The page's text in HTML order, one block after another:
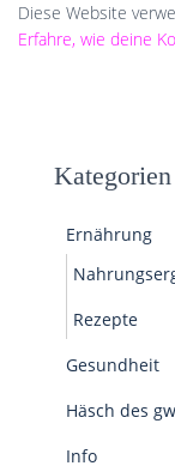
Diese Website
Erfahre, wie deine
Kategorien
Ernährung
Rezepte
Gesundheit
Häsch des
Info